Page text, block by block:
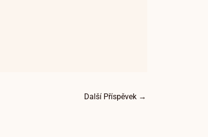
Další Příspěvek →